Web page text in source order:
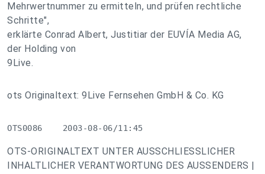
Mehrwertnummer zu ermitteln, und prüfen rechtliche
Schritte",
erklärte Conrad Albert, Justitiar der EUVÍA Media AG,
der Holding von
9Live.
ots Originaltext: 9Live Fernsehen GmbH & Co. KG
OTS0086    2003-08-06/11:45
OTS-ORIGINALTEXT UNTER AUSSCHLIESSLICHER
INHALTLICHER VERANTWORTUNG DES AUSSENDERS |